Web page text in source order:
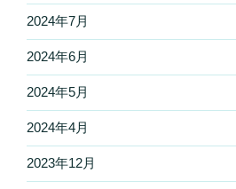
2024年7月
2024年6月
2024年5月
2024年4月
2023年12月